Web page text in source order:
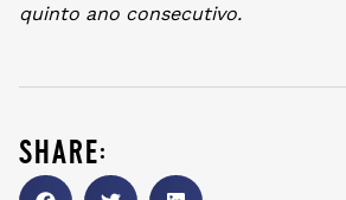
quinto ano consecutivo.
share: